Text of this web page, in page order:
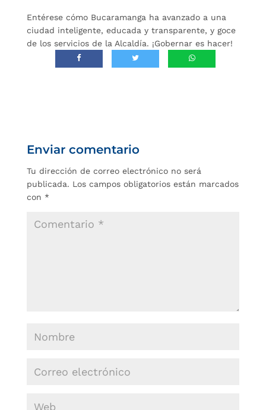
Entérese cómo Bucaramanga ha avanzado a una
ciudad inteligente, educada y transparente, y goce
de los servicios de la Alcaldía. ¡Gobernar es hacer!
Enviar comentario
Tu dirección de correo electrónico no será
publicada. Los campos obligatorios están marcados
con *